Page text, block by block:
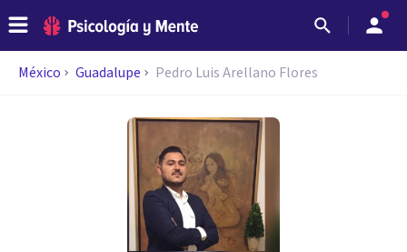
México Guadalupe Pedro Luis Arellano Flores